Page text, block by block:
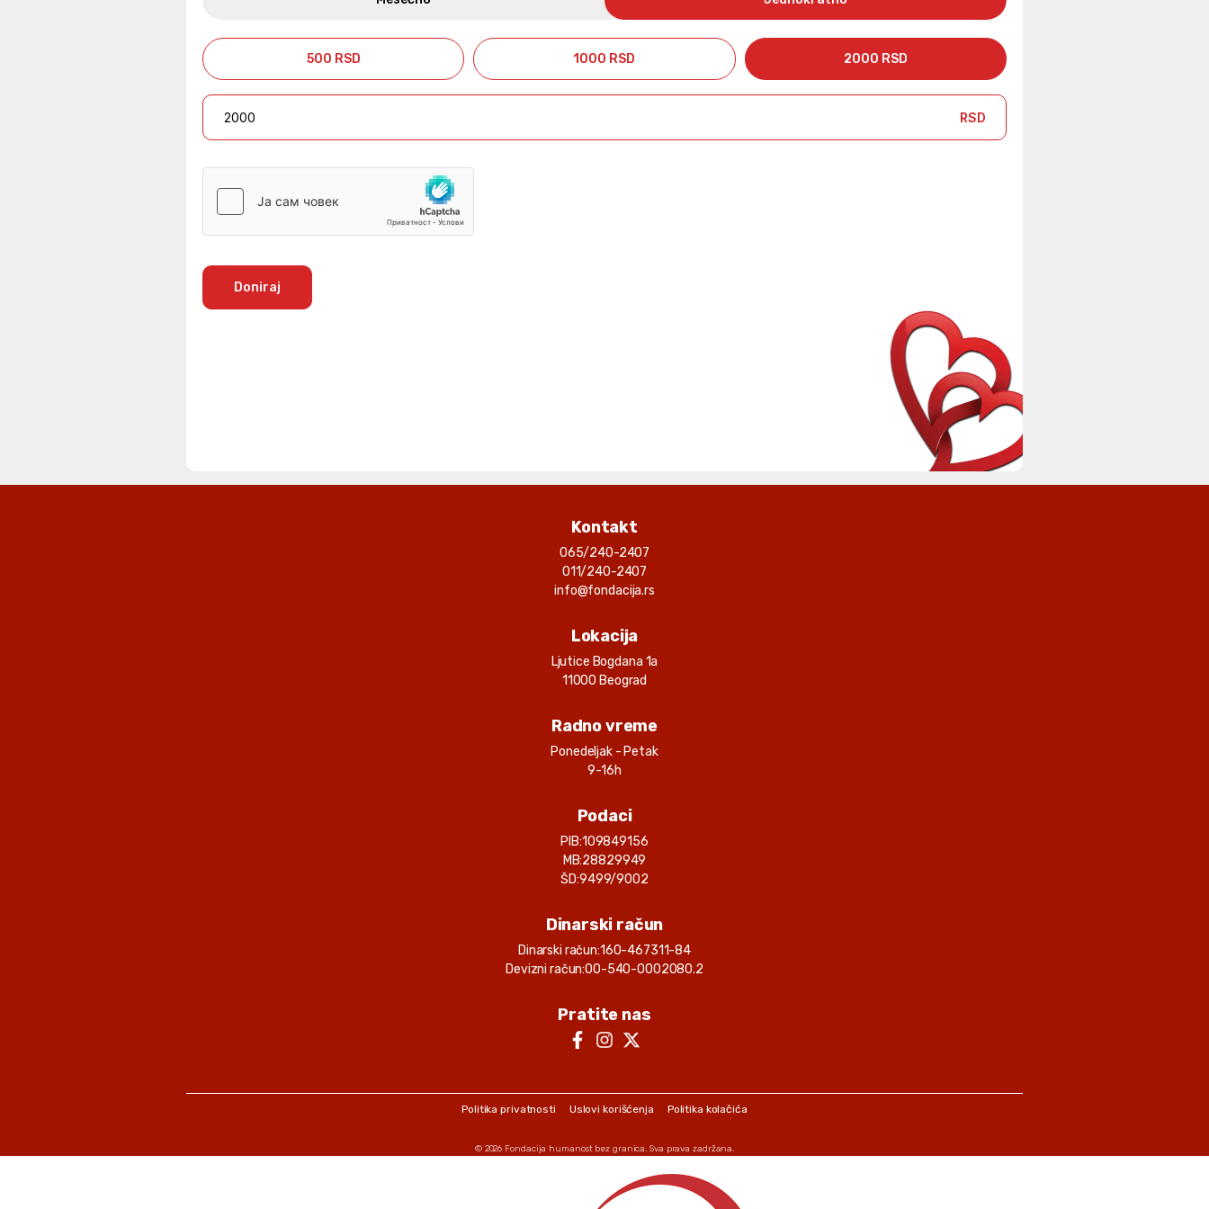
500 RSD 1000 RSD 2000 RSD
RSD
Doniraj
Kontakt
065/240-2407
011/240-2407
info@fondacija.rs
Lokacija
Ljutice Bogdana 1a
11000 Beograd
Radno vreme
Ponedeljak - Petak
9-16h
Podaci
PIB:109849156
MB:28829949
ŠD:9499/9002
Dinarski račun
Dinarski račun:160-467311-84
Devizni račun:00-540-0002080.2
Pratite nas
Politika privatnosti Uslovi korišćenja Politika kolačića
© 2026 Fondacija humanost bez granica. Sva prava zadržana.